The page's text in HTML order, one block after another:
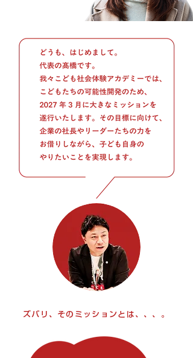
ズバリ、そのミッションとは、、、。